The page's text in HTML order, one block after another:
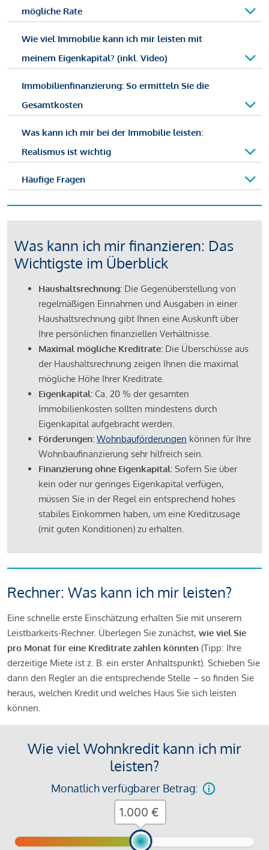
mögliche Rate
Wie viel Immobilie kann ich mir leisten mit
meinem Eigenkapital? (inkl. Video)
Immobilienfinanzierung: So ermitteln Sie die
Gesamtkosten
Was kann ich mir bei der Immobilie leisten:
Realismus ist wichtig
Häufige Fragen
Was kann ich mir finanzieren: Das
Wichtigste im Überblick
Haushaltsrechnung: Die Gegenüberstellung von
regelmäßigen Einnahmen und Ausgaben in einer
Haushaltsrechnung gibt Ihnen eine Auskunft über
Ihre persönlichen finanziellen Verhältnisse.
Maximal mögliche Kreditrate: Die Überschüsse aus
der Haushaltsrechnung zeigen Ihnen die maximal
mögliche Höhe Ihrer Kreditrate.
Eigenkapital: Ca. 20 % der gesamten
Immobilienkosten sollten mindestens durch
Eigenkapital aufgebracht werden.
Förderungen: Wohnbauförderungen können für Ihre
Wohnbaufinanzierung sehr hilfreich sein.
Finanzierung ohne Eigenkapital: Sofern Sie über
kein oder nur geringes Eigenkapital verfügen,
müssen Sie in der Regel ein entsprechend hohes
stabiles Einkommen haben, um eine Kreditzusage
(mit guten Konditionen) zu erhalten.
Rechner: Was kann ich mir leisten?
Eine schnelle erste Einschätzung erhalten Sie mit unserem
Leistbarkeits-Rechner. Überlegen Sie zunächst, wie viel Sie
pro Monat für eine Kreditrate zahlen könnten (Tipp: Ihre
derzeitige Miete ist z. B. ein erster Anhaltspunkt). Schieben Sie
dann den Regler an die entsprechende Stelle – so finden Sie
heraus, welchen Kredit und welches Haus Sie sich leisten
können.
Wie viel Wohnkredit kann ich mir
leisten?
Monatlich verfügbarer Betrag:
€